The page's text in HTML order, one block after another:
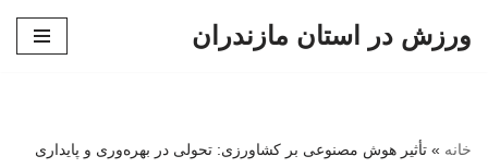
ورزش در استان مازندران
خانه » تأثیر هوش مصنوعی بر کشاورزی: تحولی در بهره‌وری و پایداری